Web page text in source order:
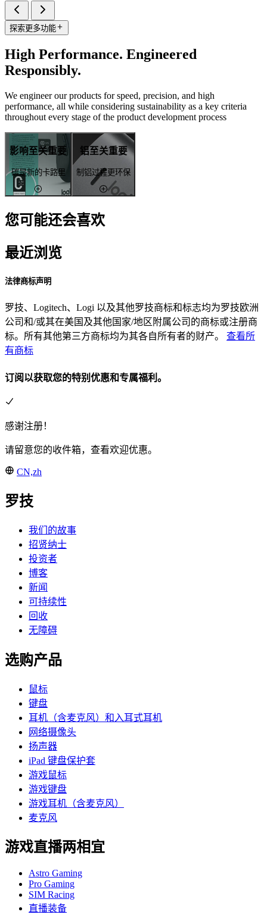
探索更多功能
High Performance. Engineered
Responsibly.
We engineer our products for speed, precision, and high
performance, all while considering sustainability as a key criteria
throughout every stage of the product development process
影响至关重要
碳是新的卡路里
铝至关重要
制铝过程更环保
您可能还会喜欢
最近浏览
法律商标声明
罗技、Logitech、Logi 以及其他罗技商标和标志均为罗技欧洲
公司和/或其在美国及其他国家/地区附属公司的商标或注册商
标。所有其他第三方商标均为其各自所有者的财产。 查看所
有商标
订阅以获取您的特别优惠和专属福利。
感谢注册！
请留意您的收件箱，查看欢迎优惠。
CN,zh
罗技
我们的故事
招贤纳士
投资者
博客
新闻
可持续性
回收
无障碍
选购产品
鼠标
键盘
耳机（含麦克风）和入耳式耳机
网络摄像头
扬声器
iPad 键盘保护套
游戏鼠标
游戏键盘
游戏耳机（含麦克风）
麦克风
游戏直播两相宜
Astro Gaming
Pro Gaming
SIM Racing
直播装备